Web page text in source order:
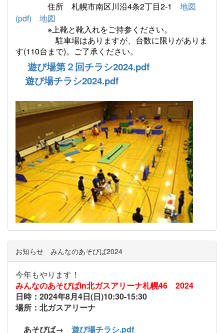
住所 札幌市南区川沿4条2丁目2-1 地図
(pdf)
地図
※上靴と靴入れをご持参ください。
駐車場はありますが、台数に限りがありま
す(110台まで)。ご了承ください。
遊び場第２回チラシ2024.pdf
遊び場チラシ2024.pdf
お知らせ みんなのあそびば2024
今年もやります！
みんなのあそびばin北ガスアリーナ札幌46 2024
日時：2024年8月4日(日)10:30-15:30
場所：北ガスアリーナ
あそびば→ 遊び場チラシ.pdf